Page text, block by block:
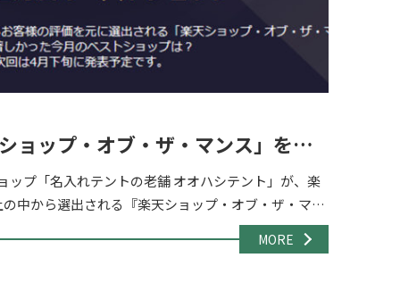
ョップ・オブ・ザ・マンス」を受
ップ「名入れテントの老舗 オオハシテント」が、楽
中から選出される『楽天ショップ・オブ・ザ・マン
アウトドア・レジャー」部門を受賞 […]
MORE